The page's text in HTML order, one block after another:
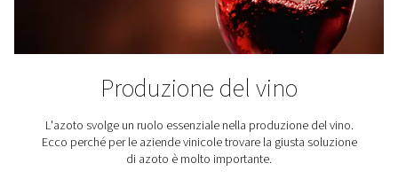
Nel meticoloso processo di produzione additiva,
indispensabile perché mantiene inerte la camera di